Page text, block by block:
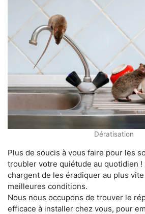
Dératisation
Plus de soucis à vous faire pour les
troubler votre quiétude au quotidien !
chargent de les éradiquer au plus
meilleures conditions.
Nous nous occupons de trouver le
efficace à installer chez vous, pour